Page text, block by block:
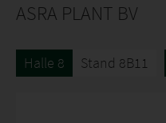
ASRA PLANT BV
Halle 8 Stand 8B11